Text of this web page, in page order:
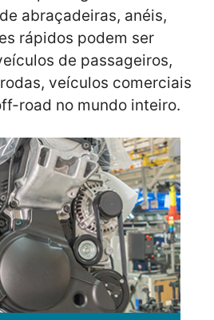
abraçadeiras, anéis,
rápidos podem ser
de passageiros,
veículos comerciais
road no mundo inteiro.